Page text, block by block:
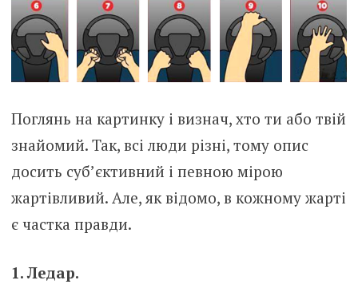
Поглянь на картинку і визнач, хто ти або твій
знайомий. Так, всі люди різні, тому опис
досить суб’єктивний і певною мірою
жартівливий. Але, як відомо, в кожному жарті
є частка правди.
1. Ледар.